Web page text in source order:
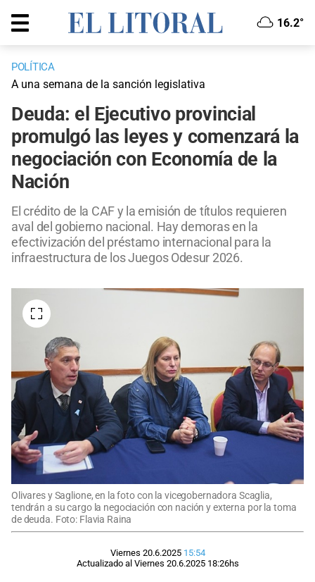
16.2°
POLÍTICA
A una semana de la sanción legislativa
Deuda: el Ejecutivo provincial
promulgó las leyes y comenzará la
negociación con Economía de la
Nación
El crédito de la CAF y la emisión de títulos requieren
aval del gobierno nacional. Hay demoras en la
efectivización del préstamo internacional para la
infraestructura de los Juegos Odesur 2026.
Olivares y Saglione, en la foto con la vicegobernadora Scaglia,
tendrán a su cargo la negociación con nación y externa por la toma
de deuda. Foto: Flavia Raina
Viernes 20.6.2025 15:54
Actualizado al Viernes 20.6.2025 18:26hs